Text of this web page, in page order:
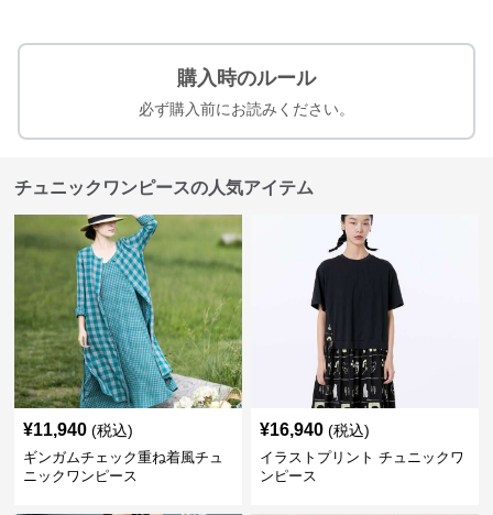
購入時のルール
必ず購入前にお読みください。
チュニックワンピースの人気アイテム
¥11,940 (税込)
ギンガムチェック重ね着風チュ
ニックワンピース
¥16,940 (税込)
イラストプリント チュニックワ
ンピース